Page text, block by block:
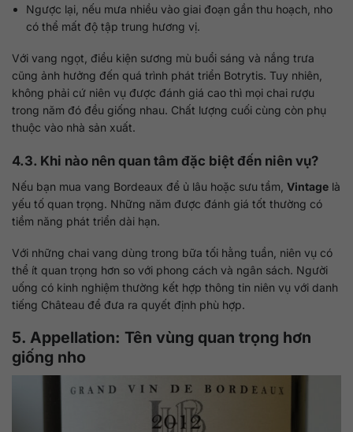
Ngược lại, nếu mưa nhiều vào giai đoạn gần thu hoạch, nho
có thể mất độ tập trung hương vị.
Với vang ngọt, điều kiện sương mù buổi sáng và nắng trưa
cũng ảnh hưởng đến quá trình phát triển Botrytis. Tuy nhiên,
không phải cứ niên vụ được đánh giá cao thì mọi chai rượu
trong năm đó đều giống nhau. Chất lượng cuối cùng còn phụ
thuộc vào nhà sản xuất.
4.3. Khi nào nên quan tâm đặc biệt đến niên vụ?
Nếu bạn mua vang Bordeaux để ủ lâu hoặc sưu tầm, Vintage là
yếu tố quan trọng. Những năm được đánh giá tốt thường có
tiềm năng phát triển dài hạn.
Với những chai vang dùng trong bữa tối hằng tuần, niên vụ có
thể ít quan trọng hơn so với phong cách và ngân sách. Người
uống có kinh nghiệm thường kết hợp thông tin niên vụ với danh
tiếng Château để đưa ra quyết định phù hợp.
5. Appellation: Tên vùng quan trọng hơn
giống nho